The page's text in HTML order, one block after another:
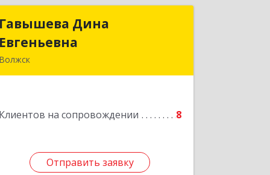
Гавышева Дина
Евгеньевна
Волжск
Клиентов на сопровождении 8
Отправить заявку
Гавышева Дина
Отправить заявку